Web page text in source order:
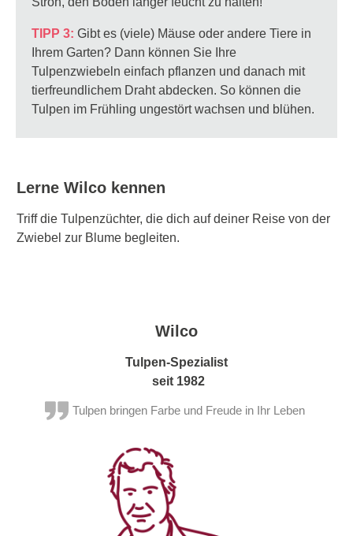
TIPP 3: Gibt es (viele) Mäuse oder andere Tiere in
Ihrem Garten? Dann können Sie Ihre
Tulpenzwiebeln einfach pflanzen und danach mit
tierfreundlichem Draht abdecken. So können die
Tulpen im Frühling ungestört wachsen und blühen.
Lerne Wilco kennen
Triff die Tulpenzüchter, die dich auf deiner Reise von der
Zwiebel zur Blume begleiten.
Wilco
Tulpen-Spezialist
seit 1982
Tulpen bringen Farbe und Freude in Ihr Leben